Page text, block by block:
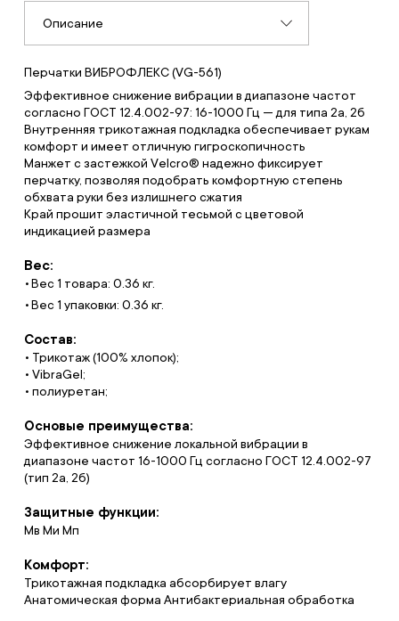
Описание
Перчатки ВИБРОФЛЕКС (VG-561)
Эффективное снижение вибрации в диапазоне частот
согласно ГОСТ 12.4.002-97: 16-1000 Гц — для типа 2а, 2б
Внутренняя трикотажная подкладка обеспечивает рукам
комфорт и имеет отличную гигроскопичность
Манжет с застежкой Velсro® надежно фиксирует
перчатку, позволяя подобрать комфортную степень
обхвата руки без излишнего сжатия
Край прошит эластичной тесьмой с цветовой
индикацией размера
Вес:
Вес 1 товара: 0.36 кг.
Вес 1 упаковки: 0.36 кг.
Состав:
• Трикотаж (100% хлопок);
• VibraGel;
• полиуретан;
Основые преимущества:
Эффективное снижение локальной вибрации в
диапазоне частот 16-1000 Гц согласно ГОСТ 12.4.002-97
(тип 2а, 2б)
Защитные функции:
Мв Ми Мп
Комфорт:
Трикотажная подкладка абсорбирует влагу
Анатомическая форма Антибактериальная обработка